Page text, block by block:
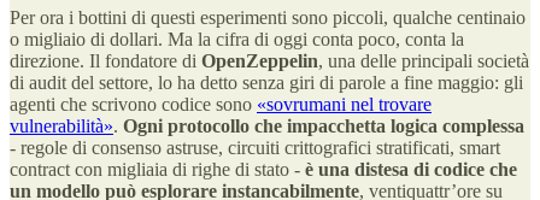
Per ora i bottini di questi esperimenti sono piccoli, qualche centinaio
o migliaio di dollari. Ma la cifra di oggi conta poco, conta la
direzione. Il fondatore di OpenZeppelin, una delle principali società
di audit del settore, lo ha detto senza giri di parole a fine maggio: gli
agenti che scrivono codice sono «sovrumani nel trovare
vulnerabilità». Ogni protocollo che impacchetta logica complessa
- regole di consenso astruse, circuiti crittografici stratificati, smart
contract con migliaia di righe di stato - è una distesa di codice che
un modello può esplorare instancabilmente, ventiquattr’ore su